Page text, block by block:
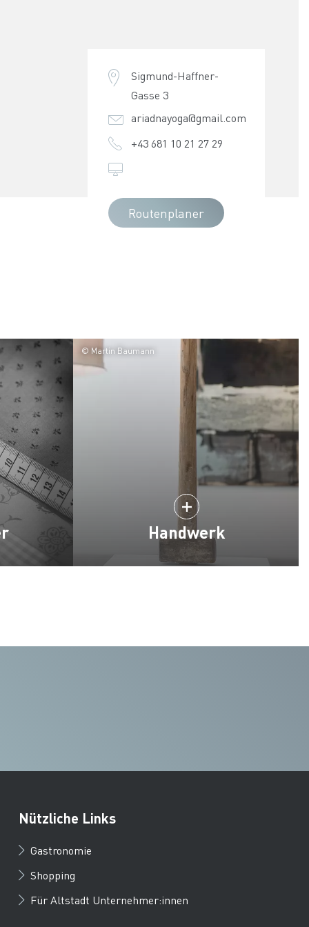
Sigmund-Haffner-
Gasse 3
ariadnayoga@gmail.com
+43 681 10 21 27 29
Routenplaner
© Martin Baumann
Handwerk
Nützliche Links
Gastronomie
Shopping
Für Altstadt Unternehmer:innen